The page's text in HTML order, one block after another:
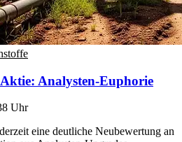
Analysten-Euphorie
Uhr
eine deutliche Neubewertung an